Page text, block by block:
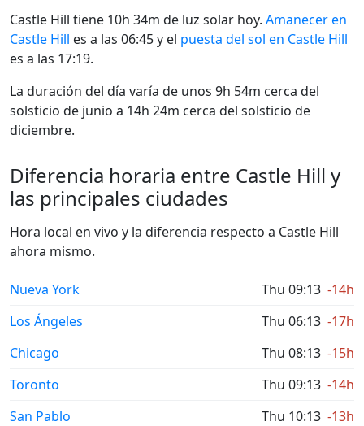
Castle Hill tiene 10h 34m de luz solar hoy. Amanecer en
Castle Hill es a las 06:45 y el puesta del sol en Castle Hill
es a las 17:19.
La duración del día varía de unos 9h 54m cerca del
solsticio de junio a 14h 24m cerca del solsticio de
diciembre.
Diferencia horaria entre Castle Hill y
las principales ciudades
Hora local en vivo y la diferencia respecto a Castle Hill
ahora mismo.
Nueva York Thu 09:13 -14h
Los Ángeles
Thu 06:13 -17h
Chicago
Thu 08:13 -15h
Toronto
Thu 09:13 -14h
San Pablo
Thu 10:13 -13h